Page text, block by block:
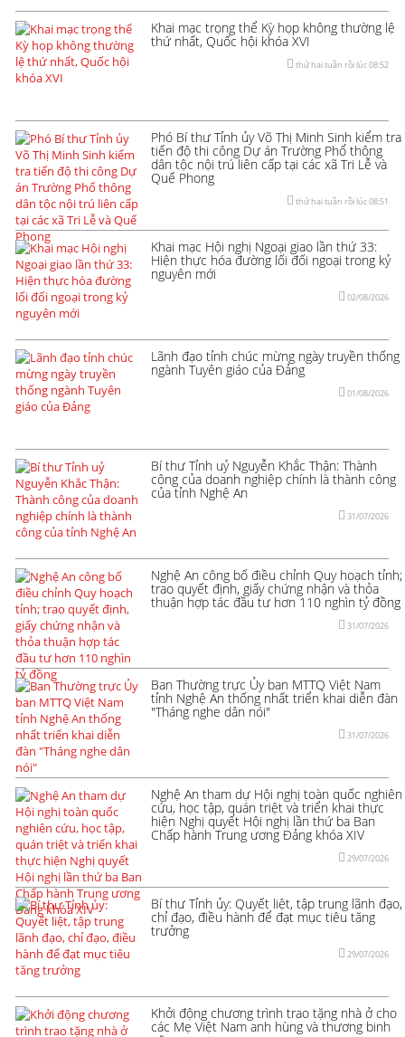
Khai mạc trọng thể Kỳ họp không thường lệ
thứ nhất, Quốc hội khóa XVI
thứ hai tuần rồi lúc 08:52
Phó Bí thư Tỉnh ủy Võ Thị Minh Sinh kiểm tra
tiến độ thi công Dự án Trường Phổ thông
dân tộc nội trú liên cấp tại các xã Tri Lễ và
Quế Phong
thứ hai tuần rồi lúc 08:51
Khai mạc Hội nghị Ngoại giao lần thứ 33:
Hiện thực hóa đường lối đối ngoại trong kỷ
nguyên mới
02/08/2026
Lãnh đạo tỉnh chúc mừng ngày truyền thống
ngành Tuyên giáo của Đảng
01/08/2026
Bí thư Tỉnh uỷ Nguyễn Khắc Thận: Thành
công của doanh nghiệp chính là thành công
của tỉnh Nghệ An
31/07/2026
Nghệ An công bố điều chỉnh Quy hoạch tỉnh;
trao quyết định, giấy chứng nhận và thỏa
thuận hợp tác đầu tư hơn 110 nghìn tỷ đồng
31/07/2026
Ban Thường trực Ủy ban MTTQ Việt Nam
tỉnh Nghệ An thống nhất triển khai diễn đàn
"Tháng nghe dân nói"
31/07/2026
Nghệ An tham dự Hội nghị toàn quốc nghiên
cứu, học tập, quán triệt và triển khai thực
hiện Nghị quyết Hội nghị lần thứ ba Ban
Chấp hành Trung ương Đảng khóa XIV
29/07/2026
Bí thư Tỉnh ủy: Quyết liệt, tập trung lãnh đạo,
chỉ đạo, điều hành để đạt mục tiêu tăng
trưởng
29/07/2026
Khởi động chương trình trao tặng nhà ở cho
các Mẹ Việt Nam anh hùng và thương binh